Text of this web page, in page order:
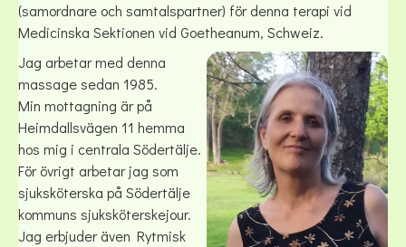
(samordnare och samtalspartner) för denna terapi vid
Medicinska Sektionen vid Goetheanum, Schweiz.
Jag arbetar med denna
massage sedan 1985.
Min mottagning är på
Heimdallsvägen 11 hemma
hos mig i centrala Södertälje.
För övrigt arbetar jag som
sjuksköterska på Södertälje
kommuns sjuksköterskejour.
Jag erbjuder även Rytmisk